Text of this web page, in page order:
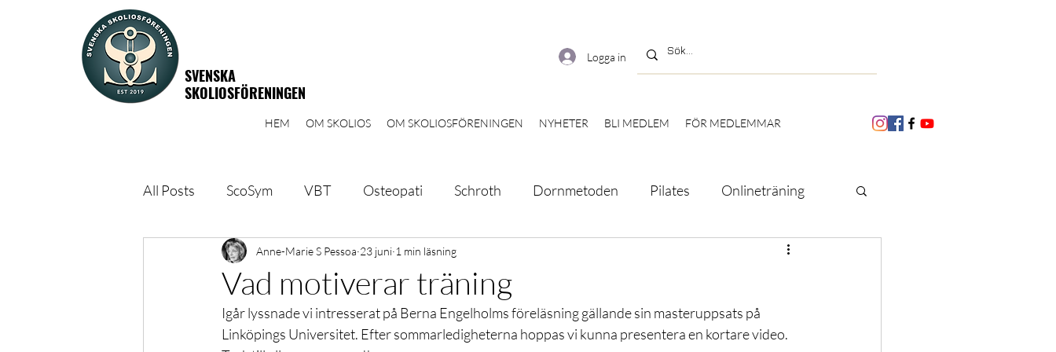
SVENSKA
SKOLIOSFÖRENINGEN
Logga in
HEM OM SKOLIOS OM SKOLIOSFÖRENINGEN NYHETER BLI MEDLEM FÖR MEDLEMMAR
All Posts ScoSym VBT Osteopati Schroth Dornmetoden Pilates Onlineträning
Aspen trepunktskorsett Onlineföreläsning
Årsmöte Socialstyrelsen Statsbidrag Träff Digital fika Tävling Skoliosmånaden
Vad motiverar träning
Anne-Marie S Pessoa 23 juni 1 min läsning
Igår lyssnade vi intresserat på Berna Engelholms föreläsning gällande sin masteruppsats på
Linköpings Universitet. Efter sommarledigheterna hoppas vi kunna presentera en kortare video.